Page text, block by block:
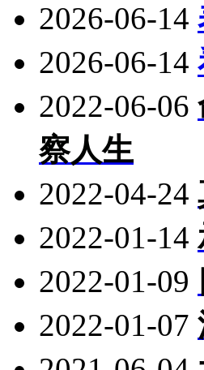
2026-06-14
2026-06-14
2022-06-06
察人生
2022-04-24
2022-01-14
2022-01-09
2022-01-07